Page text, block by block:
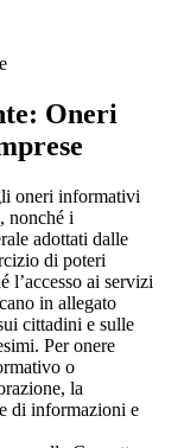
Oneri
oneri informativi
nonché i
adottati dalle
di poteri
l’accesso ai servizi
in allegato
cittadini e sulle
Per onere
o
la
di informazioni e